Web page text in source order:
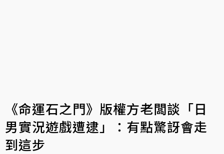
《命運石之門》版權方老闆談「日
男實況遊戲遭逮」：有點驚訝會走
到這步